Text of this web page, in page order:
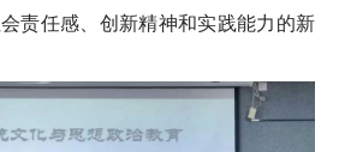
责任感、创新精神和实践能力的新